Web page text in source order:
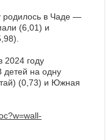
родилось в Чаде —
(6,01) и
2024 году
на одну
(0,73) и Южная